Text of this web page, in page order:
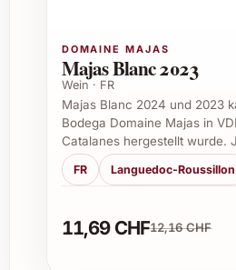
Was zeichnet den Brut
Brut Nature bedeutet,
Zucker (Dosage) nach der
hinzugefügt wird. Dies
einen besonders trockenen
Wie lange kann man den
DOMAINE MAJAS
Majas Blanc 2023
Wein · FR
Majas Blanc 2024 und 2023
Bodega Domaine Majas in
Catalanes hergestellt wurde.
FR Languedoc-Roussillon
11,69 CHF12,16 CHF